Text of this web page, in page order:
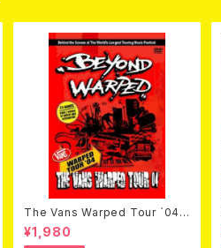
The Vans Warped Tour `04
Beyond Warped (国内盤DVD)
¥1,980